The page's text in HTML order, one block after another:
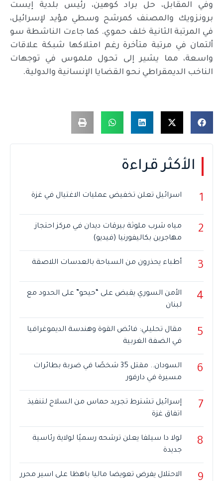
وفي المقابل، حل براد كوهين، رئيس بلدية إيست
برونزويك والمصنف كمرشح وسطي مؤيد لإسرائيل،
في المرتبة الثانية خلف حموي. كما جاءت الناشطة سو
ألتمان في مرتبة متأخرة رغم امتلاكها شبكة علاقات
واسعة، مما يشير إلى تحول ملموس في توجهات
الناخب الديمقراطي نحو القضايا الإنسانية والدولية.
الأكثر قراءة
1 اسرائيل تعلن تخفيض عمليات الاغتيال في غزة
2
مياه شرب ملوثة بيرقات ديدان في مركز احتجاز
مهاجرين بكاليفورنيا (فيديو)
3 أطباء يحذرون من السباحة بالعدسات اللاصقة
4
الأمن السوري يقبض على “حيحو” على الحدود مع
لبنان
5
مقال تحليلي: فائض القوة وهندسة الديموغرافيا
في الضفة الغربية
6
السودان.. مقتل 35 شخصًا في ضربة بطائرات
مسيرة في دارفور
7
إسرائيل تشترط تجريد حماس من السلاح لتنفيذ
اتفاق غزة
8
لولا دا سيلفا يعلن ترشحه رسميًا لولاية رئاسية
جديدة
9 الاحتلال يفرض تعويضا ماليا باهظا على اسير محرر